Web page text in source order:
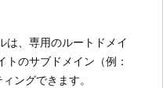
は、専用のルートドメイ
のサブドメイン（例：
ングできます。